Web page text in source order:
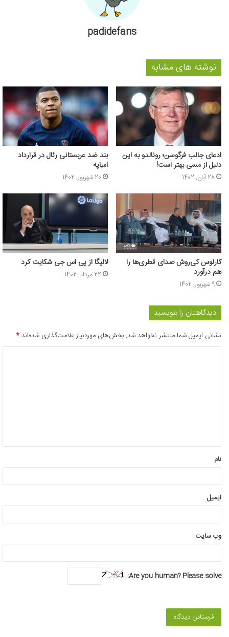
padidefans
نوشته های مشابه
ادعای جالب فرگوسن؛ رونالدو به این
دلیل از مسی بهتر است!
28 آبان, 1402
بند ضد عربستانی رئال در قرارداد
امباپه
20 شهریور, 1402
کارلوس کی‌روش صدای قطری‌ها را
هم درآورد
9 شهریور, 1402
لالیگا از پی اس جی شکایت کرد
22 مرداد, 1402
دیدگاهتان را بنویسید
نشانی ایمیل شما منتشر نخواهد شد. بخش‌های موردنیاز علامت‌گذاری شده‌اند*
*
نام
ایمیل
وب‌ سایت
Are you human? Please solve: